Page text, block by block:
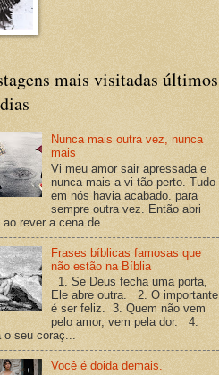
mais visitadas últimos
Nunca mais outra vez, nunca
mais
Vi meu amor sair apressada e
nunca mais a vi tão perto. Tudo
em nós havia acabado. para
sempre outra vez. Então abri
ao rever a cena de ...
Frases bíblicas famosas que
não estão na Bíblia
1. Se Deus fecha uma porta,
Ele abre outra. 2. O importante
é ser feliz. 3. Quem não vem
pelo amor, vem pela dor. 4.
o seu coraç...
Você é doida demais.